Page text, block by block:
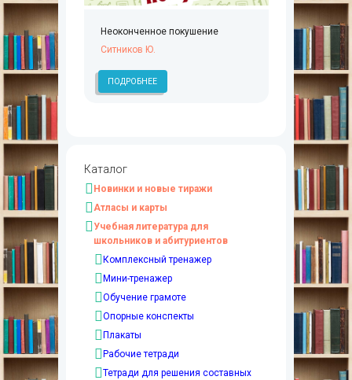
Неоконченное покушение
Ситников Ю.
ПОДРОБНЕЕ
Каталог
Новинки и новые тиражи
Атласы и карты
Учебная литература для
школьников и абитуриентов
Комплексный тренажер
Мини-тренажер
Обучение грамоте
Опорные конспекты
Плакаты
Рабочие тетради
Тетради для решения составных